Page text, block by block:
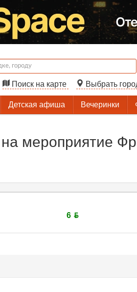
Поиск на карте Выбрать
Детская афиша Вечеринки
мероприятие
6 ƃ